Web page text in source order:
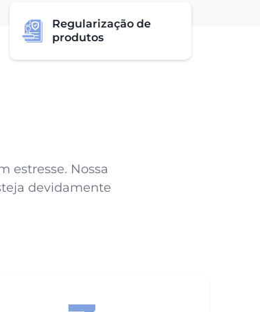
Regularização de
produtos
estresse. Nossa
devidamente